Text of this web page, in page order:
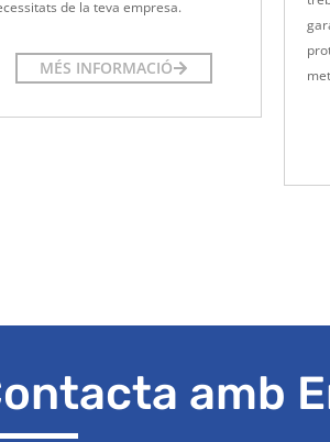
de la teva empresa.
MÉS INFORMACIÓ
amb